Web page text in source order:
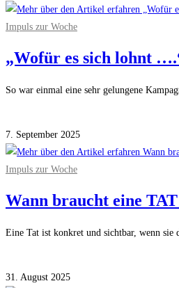
Impuls zur Woche
„Wofür es sich lohnt
So war einmal eine sehr gelungene
7. September 2025
Impuls zur Woche
Wann braucht eine
Eine Tat ist konkret und sichtbar, wenn
31. August 2025